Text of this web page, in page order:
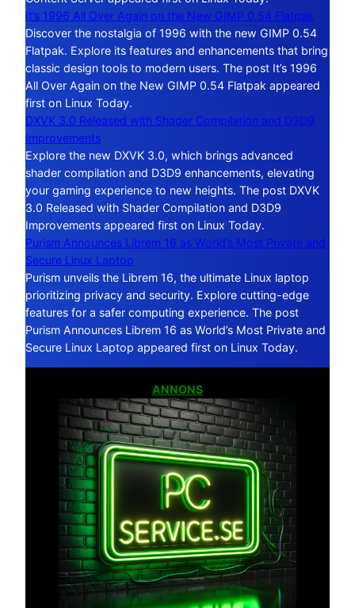
It’s 1996 All Over Again on the New GIMP 0.54 Flatpak
Discover the nostalgia of 1996 with the new GIMP 0.54
Flatpak. Explore its features and enhancements that bring
classic design tools to modern users. The post It’s 1996
All Over Again on the New GIMP 0.54 Flatpak appeared
first on Linux Today.
DXVK 3.0 Released with Shader Compilation and D3D9
Improvements
Explore the new DXVK 3.0, which brings advanced
shader compilation and D3D9 enhancements, elevating
your gaming experience to new heights. The post DXVK
3.0 Released with Shader Compilation and D3D9
Improvements appeared first on Linux Today.
Purism Announces Librem 16 as World’s Most Private and
Secure Linux Laptop
Purism unveils the Librem 16, the ultimate Linux laptop
prioritizing privacy and security. Explore cutting-edge
features for a safer computing experience. The post
Purism Announces Librem 16 as World’s Most Private and
Secure Linux Laptop appeared first on Linux Today.
ANNONS